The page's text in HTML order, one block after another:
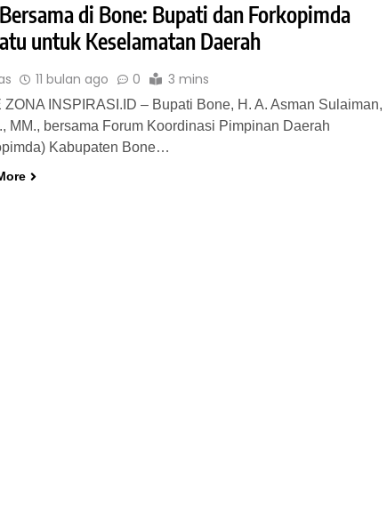
di Bone: Bupati dan Forkopimda
untuk Keselamatan Daerah
11 bulan ago 0 3 mins
ZONA INSPIRASI.ID – Bupati Bone, H. A. Asman Sulaiman,
MM., bersama Forum Koordinasi Pimpinan Daerah
Kabupaten Bone…